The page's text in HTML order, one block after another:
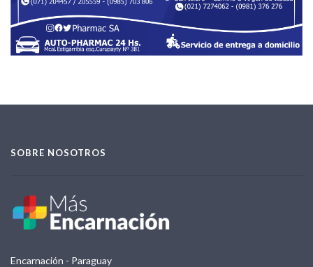
SOBRE NOSOTROS
Encarnación - Paraguay